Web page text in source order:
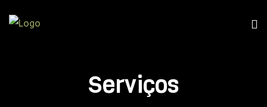
Serviços